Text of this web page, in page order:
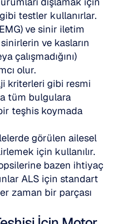
testler kullanırlar.
ve sinir iletim
ve kasların
çalışmadığını)
olur.
kriterleri gibi resmi
tüm bulgulara
teşhis koymada
görülen ailesel
için kullanılır.
bazen ihtiyaç
ALS için standart
zaman bir parçası